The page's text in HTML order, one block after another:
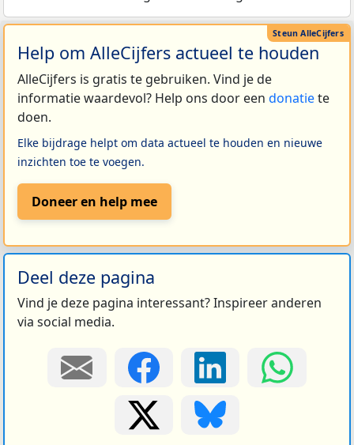
Help om AlleCijfers actueel te houden
AlleCijfers is gratis te gebruiken. Vind je de
informatie waardevol? Help ons door een donatiete
doen.
Elke bijdrage helpt om data actueel te houden en nieuwe
inzichten toe te voegen.
Doneer en help mee
Deel deze pagina
Vind je deze pagina interessant? Inspireer anderen
via social media.